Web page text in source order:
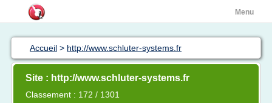
Menu
Accueil > http://www.schluter-systems.fr
Site : http://www.schluter-systems.fr
Classement : 172 / 1301